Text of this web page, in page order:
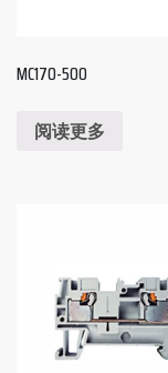
MC170-500
阅读更多